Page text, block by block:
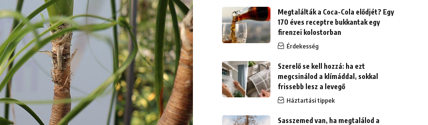
Megtalálták a Coca-Cola elődjét? Egy
170 éves receptre bukkantak egy
firenzei kolostorban
Érdekesség
Szerelő se kell hozzá: ha ezt
megcsinálod a klímáddal, sokkal
frissebb lesz a levegő
Háztartási tippek
Sasszemed van, ha megtalálod a